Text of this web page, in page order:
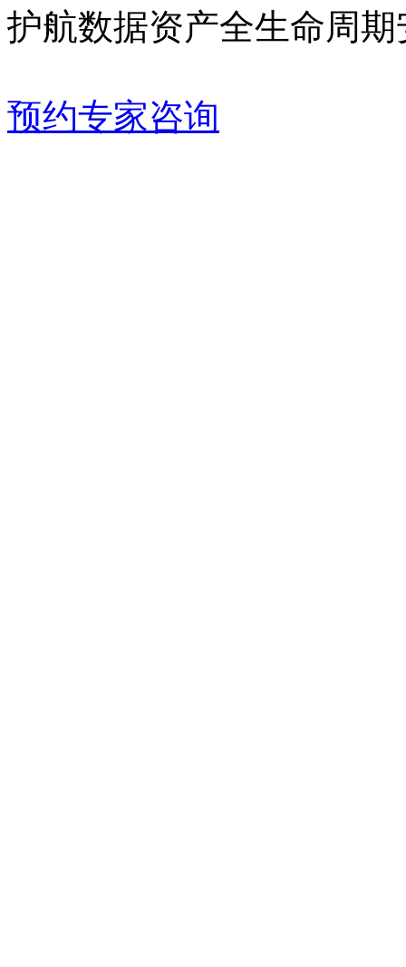
护航数据资产全生命周期
预约专家咨询